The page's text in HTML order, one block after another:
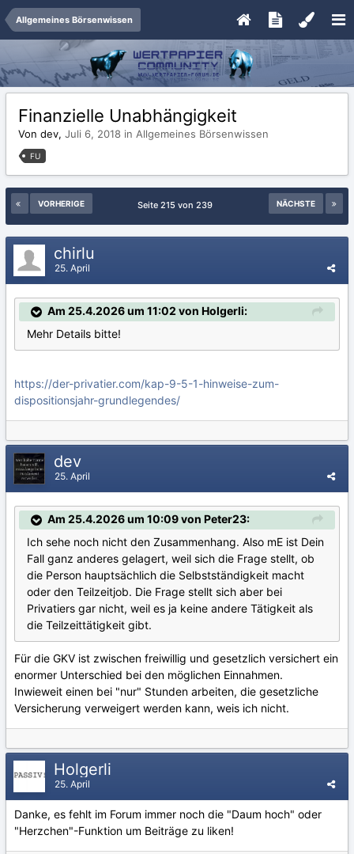
Allgemeines Börsenwissen
Finanzielle Unabhängigkeit
Von dev, Juli 6, 2018 in Allgemeines Börsenwissen
FU
VORHERIGE NÄCHSTE
Seite 215 von 239
chirlu
25. April
Am 25.4.2026 um 11:02 von Holgerli:
Mehr Details bitte!
https://der-privatier.com/kap-9-5-1-hinweise-zum-
dispositionsjahr-grundlegendes/
dev
25. April
Am 25.4.2026 um 10:09 von Peter23:
Ich sehe noch nicht den Zusammenhang. Also mE ist Dein
Fall ganz anderes gelagert, weil sich die Frage stellt, ob
die Person hauptsächlich die Selbstständigkeit macht
oder den Teilzeitjob. Die Frage stellt sich aber bei
Privatiers gar nicht, weil es ja keine andere Tätigkeit als
die Teilzeittätigkeit gibt.
Für die GKV ist zwischen freiwillig und gesetzlich versichert ein
enormer Unterschied bei den möglichen Einnahmen.
Inwieweit einen bei "nur" Stunden arbeiten, die gesetzliche
Versicherung verweigert werden kann, weis ich nicht.
Holgerli
25. April
Danke, es fehlt im Forum immer noch die "Daum hoch" oder
"Herzchen"-Funktion um Beiträge zu liken!